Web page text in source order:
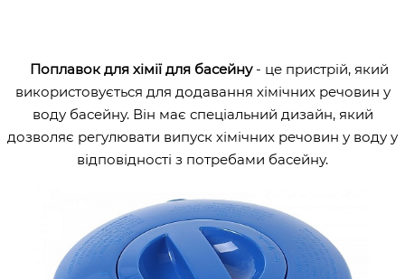
Поплавок для хімії для басейну- це пристрій, який
використовується для додавання хімічних речовин у
воду басейну. Він має спеціальний дизайн, який
дозволяє регулювати випуск хімічних речовин у воду у
відповідності з потребами басейну.